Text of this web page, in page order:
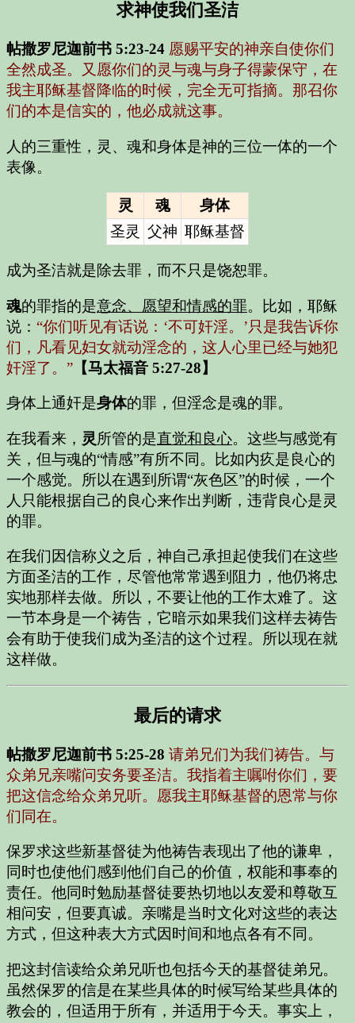
求神使我们圣洁
帖撒罗尼迦前书 5:23-24 愿赐平安的神亲自使你们
全然成圣。又愿你们的灵与魂与身子得蒙保守，在
我主耶稣基督降临的时候，完全无可指摘。那召你
们的本是信实的，他必成就这事。
人的三重性，灵、魂和身体是神的三位一体的一个
表像。
灵 魂
身体
圣灵 父神 耶稣基督
成为圣洁就是除去罪，而不只是饶恕罪。
魂的罪指的是意念、愿望和情感的罪。比如，耶稣
说： “你们听见有话说：‘不可奸淫。’只是我告诉你
们，凡看见妇女就动淫念的，这人心里已经与她犯
奸淫了。” 【马太福音 5:27-28】
身体上通奸是身体的罪，但淫念是魂的罪。
在我看来， 灵所管的是直觉和良心。这些与感觉有
关，但与魂的“情感”有所不同。比如内疚是良心的
一个感觉。所以在遇到所谓“灰色区”的时候，一个
人只能根据自己的良心来作出判断，违背良心是灵
的罪。
在我们因信称义之后，神自己承担起使我们在这些
方面圣洁的工作，尽管他常常遇到阻力，他仍将忠
实地那样去做。所以，不要让他的工作太难了。这
一节本身是一个祷告，它暗示如果我们这样去祷告
会有助于使我们成为圣洁的这个过程。所以现在就
这样做。
最后的请求
帖撒罗尼迦前书 5:25-28 请弟兄们为我们祷告。与
众弟兄亲嘴问安务要圣洁。我指着主嘱咐你们，要
把这信念给众弟兄听。愿我主耶稣基督的恩常与你
们同在。
保罗求这些新基督徒为他祷告表现出了他的谦卑，
同时也使他们感到他们自己的价值，权能和事奉的
责任。他同时勉励基督徒要热切地以友爱和尊敬互
相问安，但要真诚。亲嘴是当时文化对这些的表达
方式，但这种表大方式因时间和地点各有不同。
把这封信读给众弟兄听也包括今天的基督徒弟兄。
虽然保罗的信是在某些具体的时候写给某些具体的
教会的，但适用于所有，并适用于今天。事实上，